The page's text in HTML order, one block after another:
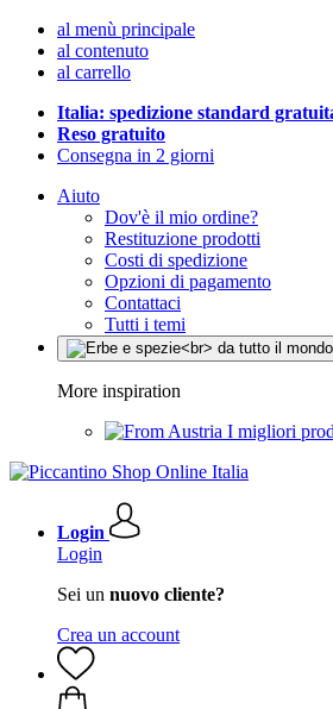
al menù principale
al contenuto
al carrello
Italia: spedizione standard
Reso gratuito
Consegna in 2 giorni
Aiuto
Dov'è il mio ordine?
Restituzione prodotti
Costi di spedizione
Opzioni di pagamento
Contattaci
Tutti i temi
More inspiration
I migliori
Login
Login
Sei un nuovo cliente?
Crea un account